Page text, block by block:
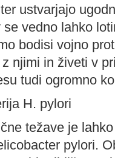
ustvarjajo
vedno lahko
bodisi vojno
njimi in živeti v
tudi ogromno
H. pylori
težave je
pylori.